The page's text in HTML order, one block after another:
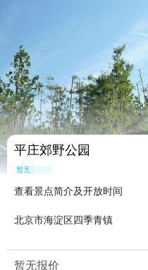
平庄郊野公园
暂无点评
查看景点简介及开放时间
北京市海淀区四季青镇
暂无报价